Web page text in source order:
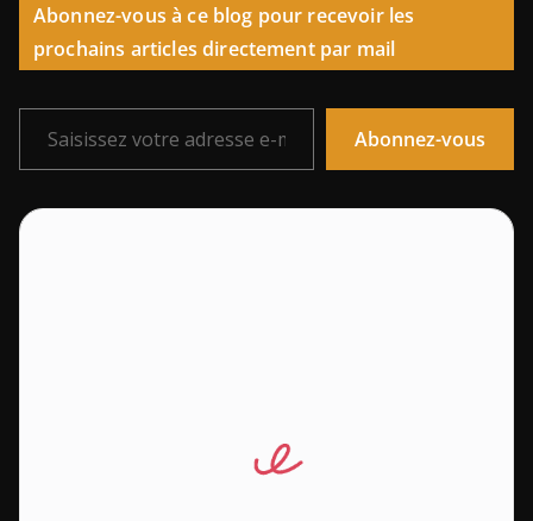
Abonnez-vous à ce blog pour recevoir les
prochains articles directement par mail
Saisissez votre adresse e-mail…
Abonnez-vous